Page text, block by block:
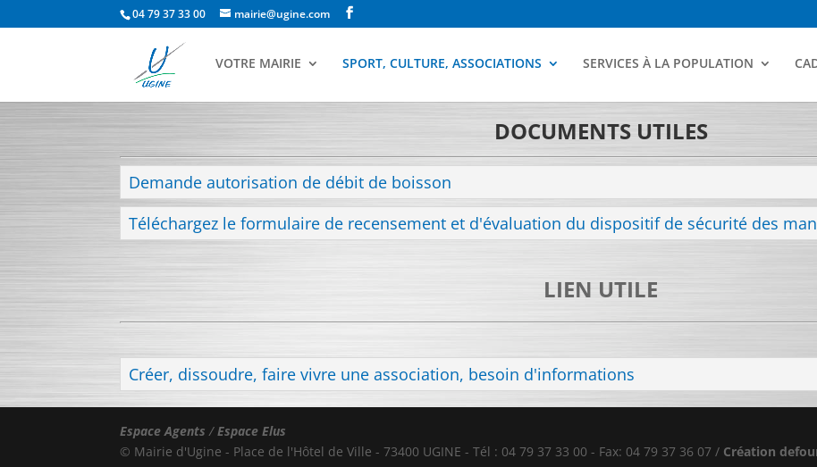
04 79 37 33 00 mairie@ugine.com
VOTRE MAIRIE SPORT, CULTURE, ASSOCIATIONS SERVICES À LA POPULATION
DOCUMENTS UTILES
Demande autorisation de débit de boisson
Téléchargez le formulaire de recensement et d'évaluation du dispositif de sécurité des
LIEN UTILE
Créer, dissoudre, faire vivre une association, besoin d'informations
Espace Agents /Espace Elus
© Mairie d'Ugine - Place de l'Hôtel de Ville - 73400 UGINE - Tél : 04 79 37 33 00 - Fax: 04 79 37 36 07 / Création